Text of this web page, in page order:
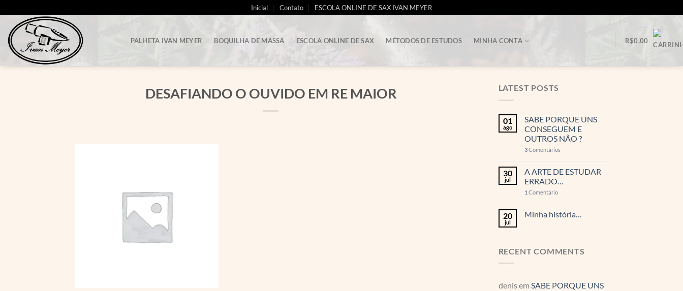
to
content
Inicial Contato ESCOLA ONLINE DE SAX IVAN MEYER
PALHETA IVAN MEYER BOQUILHA DE MASSA ESCOLA ONLINE DE SAX MÉTODOS DE ESTUDOS MINHA CONTA R$0,00
DESAFIANDO O OUVIDO EM RE MAIOR LATEST POSTS
01
ago
SABE PORQUE UNS
CONSEGUEM E
OUTROS NÃO ?
3Comentários
30
jul
A ARTE DE ESTUDAR
ERRADO…
1 Comentário
20
jul
Minha história…
RECENT COMMENTS
denisem SABE PORQUE UNS